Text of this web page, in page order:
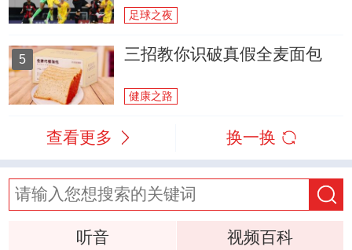
足球之夜
5 三招教你识破真假全麦面包
健康之路
查看更多 换一换
听音
视频百科